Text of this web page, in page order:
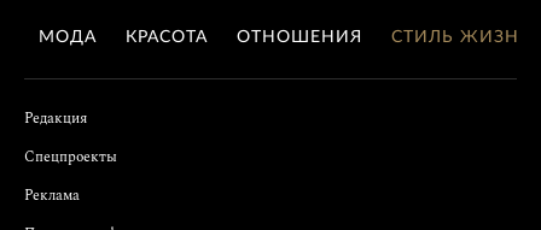
МОДА КРАСОТА ОТНОШЕНИЯ СТИЛЬ ЖИЗНИ
Редакция
Спецпроекты
Реклама